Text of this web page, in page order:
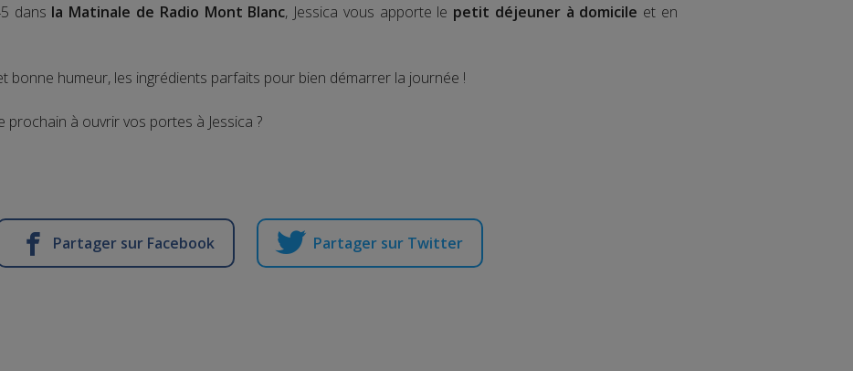
dans la Matinale de Radio Mont Blanc, Jessica vous apporte le petit déjeuner à domicile et en
bonne humeur, les ingrédients parfaits pour bien démarrer la journée !
prochain à ouvrir vos portes à Jessica ?
Partager sur Facebook Partager sur Twitter